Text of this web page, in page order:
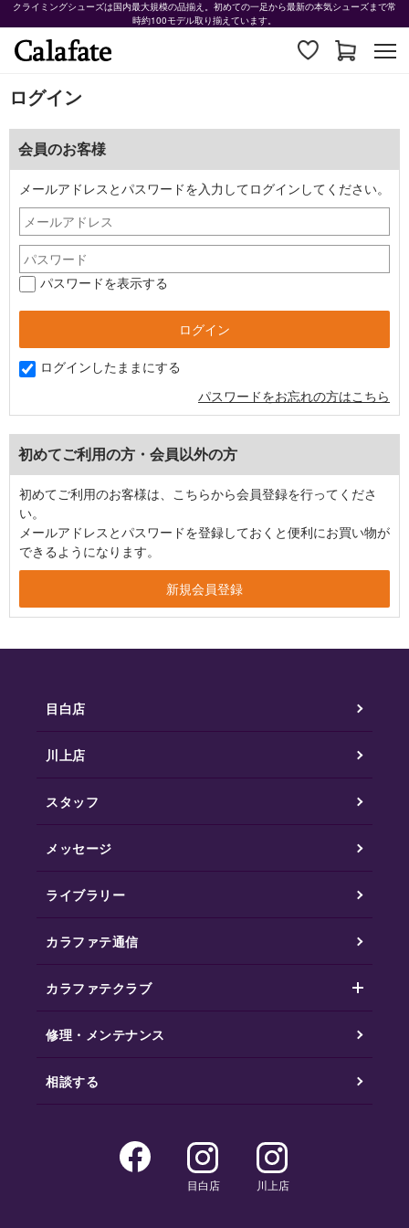
クライミングシューズは国内最大規模の品揃え。初めての一足から最新の本気シューズまで常
時約100モデル取り揃えています。
ログイン
会員のお客様
メールアドレスとパスワードを入力してログインしてください。
パスワードを表示する
ログインしたままにする
パスワードをお忘れの方はこちら
初めてご利用の方・会員以外の方
初めてご利用のお客様は、こちらから会員登録を行ってくださ
い。
メールアドレスとパスワードを登録しておくと便利にお買い物が
できるようになります。
目白店
川上店
スタッフ
メッセージ
ライブラリー
カラファテ通信
カラファテクラブ
修理・メンテナンス
相談する
目白店 川上店